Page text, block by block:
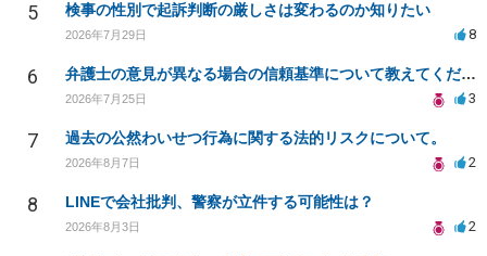
5 検事の性別で起訴判断の厳しさは変わるのか知りたい
2026年7月29日 8
6 弁護士の意見が異なる場合の信頼基準について教えてください
2026年7月25日 3
7 過去の公然わいせつ行為に関する法的リスクについて。
2026年8月7日 2
8 LINEで会社批判、警察が立件する可能性は？
2026年8月3日 2